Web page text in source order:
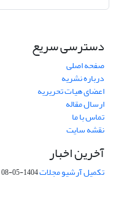
دسترسی سریع
صفحه اصلی
درباره نشریه
اعضای هیات تحریریه
ارسال مقاله
تماس با ما
نقشه سایت
آخرین اخبار
تکمیل آرشیو مجلات1404-05-08